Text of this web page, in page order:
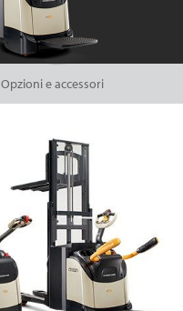
Opzioni e accessori